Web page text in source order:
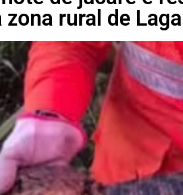
zona rural de